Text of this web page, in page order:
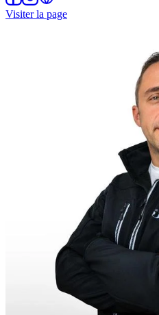
Visiter la page